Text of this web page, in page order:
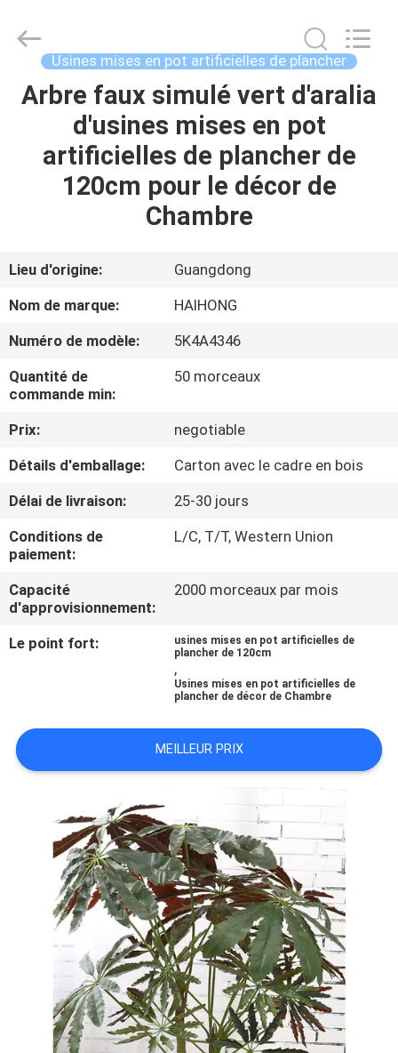
MAISON
PRODUITS
À
PROPOS
NOUS
DE
L'USINE
CONTRÔLE
QUALITÉ
CONTACTEZ-
NOUS
LES
DEMANDEZ
DEVIS
Crafts
Reserved.
Developed
Usines mises en pot artificielles de plancher
Arbre faux simulé vert d'aralia
d'usines mises en pot
artificielles de plancher de
120cm pour le décor de
Chambre
Lieu d'origine:
Guangdong
Nom de marque:
HAIHONG
Numéro de modèle:
5K4A4346
Quantité de
commande min:
50 morceaux
Prix:
negotiable
Détails d'emballage:
Carton avec le cadre en bois
Délai de livraison:
25-30 jours
Conditions de
paiement:
L/C, T/T, Western Union
Capacité
d'approvisionnement:
2000 morceaux par mois
Le point fort:
usines mises en pot artificielles de
plancher de 120cm
,
Usines mises en pot artificielles de
plancher de décor de Chambre
MEILLEUR PRIX